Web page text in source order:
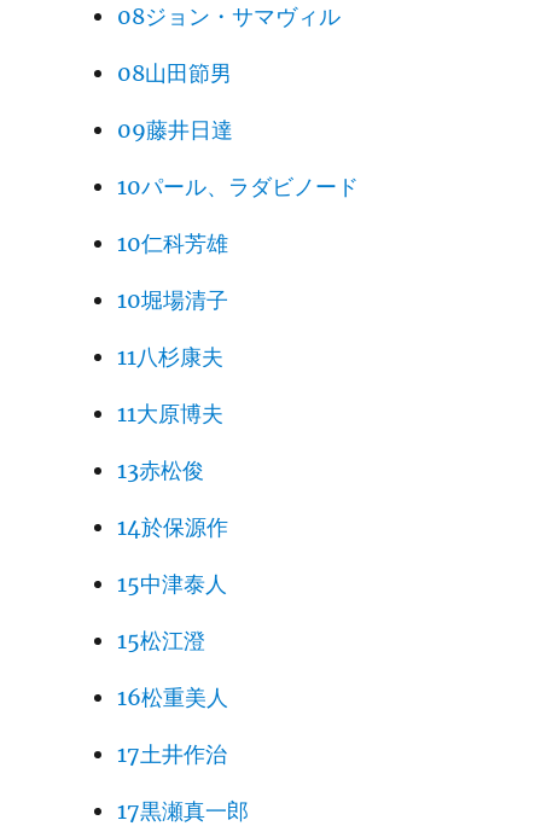
08ジョン・サマヴィル
08山田節男
09藤井日達
10パール、ラダビノード
10仁科芳雄
10堀場清子
11八杉康夫
11大原博夫
13赤松俊
14於保源作
15中津泰人
15松江澄
16松重美人
17土井作治
17黒瀬真一郎